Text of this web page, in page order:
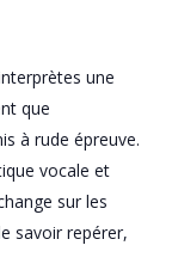
une
que
à rude épreuve.
vocale et
sur les
savoir repérer,